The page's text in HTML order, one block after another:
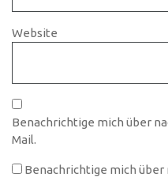
Website
Benachrichtige mich über
Mail.
Benachrichtige mich über